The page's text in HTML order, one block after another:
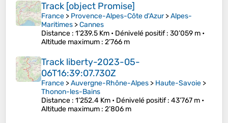
Track [object Promise]
France > Provence-Alpes-Côte d'Azur>Alpes-
Maritimes >Cannes
Distance : 1’239.5 Km • Dénivelé positif: 30’059 m •
Altitude maximum : 2’766 m
Track liberty-2023-05-
06T16:39:07.730Z
France >Auvergne-Rhône-Alpes > Haute-Savoie >
Thonon-les-Bains
Distance : 1’252.4 Km • Dénivelé positif: 43’767 m •
Altitude maximum : 2’806 m